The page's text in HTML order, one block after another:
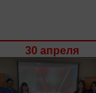
30 апреля